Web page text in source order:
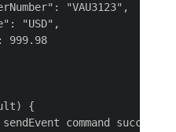
"VAU3123",
"USD",
999.98
{
command